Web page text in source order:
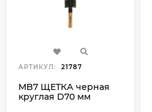
АРТИКУЛ: 21787
MB7 ЩЕТКА черная
круглая D70 мм